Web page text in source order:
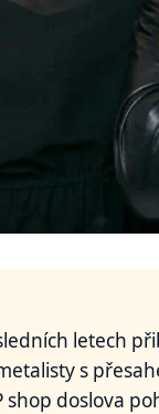
letech
s
shop doslova